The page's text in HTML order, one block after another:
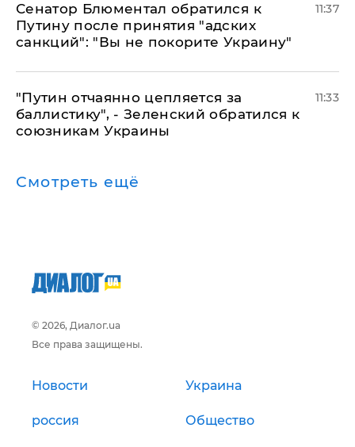
Сенатор Блюментал обратился к
Путину после принятия "адских
санкций": "Вы не покорите Украину"
11:37
"Путин отчаянно цепляется за
баллистику", - Зеленский обратился к
союзникам Украины
11:33
Смотреть ещё
© 2026, Диалог.ua
Все права защищены.
Новости Украина
россия Общество